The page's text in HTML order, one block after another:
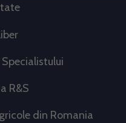
Specialistului
R&S
din Romania